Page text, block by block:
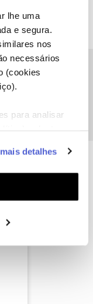
lhe uma
e segura.
nos
necessários
(cookies
para analisar
e
seus interesses
Pode gerir a
detalhes